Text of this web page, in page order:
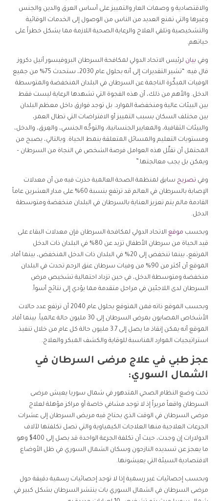
والاقتصادية و وصمات العار والتمييز على أساس العرق والدين والجنس
وغيرها والتي تمنع العديد من الناس من الوصول إلى الخدمات الوقائية
والتشخيصية وتلقي العلاج والرعاية الصحية اللازمة مما يشكل خطراً على
حياتهم.
وفي بيان لرئيس الاتحاد الدولي لمكافحة السرطان البروفيسور أنيل دكروز
قال فيه: “تشير التقديرات إلى أنه بحلول عام 2030، ستحدث 75% من جميع
الوفيات المبكِّرة الناجمة عن السرطان في البلدان المنخفضة والمتوسطة
الدخل. والأهم من ذلك، أن هذه الفجوة التي تشهدها الرعاية ليست فقط
بين البيئات عالية ومنخفضة الموارد. بل توجد فوارق داخل معظم البلدان
بين مختلف السكان بسبب التمييز أو الافتراضات التي تطال العمر،
والبيئات الثقافية، والمعايير الجنسانية، والتوجُّه الجنسي، والعِرق، والدخل،
ومستويات التعليم والمسائل المتعلقة بنمط الحياة. وبالتالي، يصبح من
المحتمل أن تقلِّل هذه العوامل فرصة الشخص في النجاة من السرطان –
ويمكن بل يجب معالجتها.”
وفي تصريح سابق لمنظمة الصحة العالمية حذرت فيه من أن معدلات
الإصابة بالسرطان في العالم قد ترتفع بنسبة 60% على مدار العشرين عاماً
القادمة مالم يتم تعزيز العناية بالسرطان في البلدان منخفضة ومتوسطة
الدخل.
وبحسب موقع الاتحاد الدولي لمكافحة السرطان فإن معدلات البقاء على
قيد الحياة من سرطان الأطفال تزيد عن 80% في البلدان ذات الدخل
المرتفع، بينما تنخفض إلى 20% في البلدان ذات الدخل المنخفض، بينما أفاد
الموقع أن أكثر من 90% من وفيات سرطان عنق الرحم تحدث في البلدان
منخفضة ومتوسطة الدخل، في حين تزداد احتمالية تشخيص مرض
السرطان لدى اللاجئين في مراحل متقدمة مما يؤدي إلى نتائج أسوأ.
وبحسب الموقع ذاته فمن المتوقع بحلول عام 2040 أن ترتفع عدد حالات
الأشخاص المصابون بمرض السرطان إلى 30 مليون حالة عالمياً. بينما أفاد
الموقع أنه يمكن إنقاذ ما يصل إلى 3.7 مليون حالة كل عام من خلال تنفيذ
استراتيجيات الموارد المناسبة للوقاية والكشف المبكر والعلاج.
عجز طبي في علاج مرضى السرطان في
الشمال السوري:
تحت وضع النظام الصحي المتدهور في شمال سوريا يعيش مرضى
السرطان واقعاً مريراً إذ لا توجد مشافي خاصة أو مراكز مؤهلة لعلاج
مرضى السرطان في الوقت الذي يحتاج فيه مريض السرطان إلى عشرات
الجرعات العلاجية منها العلاجات الكيمياوية والتي تصل تكلفتها لآلاف
الدولارات إن وجدت، حيث أن تكلفة الجرعة الواحدة قد يصل إلى 400$ وهو
ما يعجز عن تسديده النازحون وسكان الشمال السوري في ظل الأوضاع
الاقتصادية السيئة التي يعيشونها.
وبحسب إحصائيات غير رسمية إذا لا توجد إحصائيات رسمية دقيقة حول
مرضى السرطان في الشمال السوري بات ينتشر السرطان بشكل كبير في